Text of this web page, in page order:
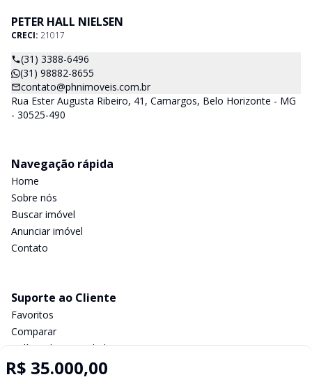
R$ 35.000,00
PETER HALL NIELSEN
CRECI: 21017
(31) 3388-6496
(31) 98882-8655
contato@phnimoveis.com.br
Rua Ester Augusta Ribeiro, 41, Camargos, Belo Horizonte - MG
- 30525-490
Navegação rápida
Home
Sobre nós
Buscar imóvel
Anunciar imóvel
Contato
Suporte ao Cliente
Favoritos
Comparar
Política de privacidade